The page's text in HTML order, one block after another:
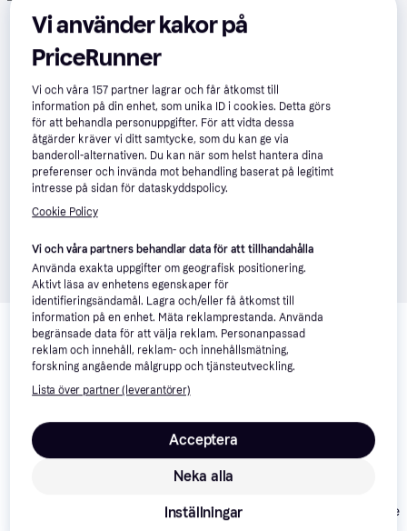
Relaterade produkter
Vi har plockat fram ett urval av produkter som kanske skulle
intressera dig. Visa alla
Bestway Power Steel
Swim Vista Round
Bestway Steel
Vi använder kakor på
PriceRunner
Vi och våra157 partner lagrar och får åtkomst till
information på din enhet, som unika ID i cookies. Detta görs
för att behandla personuppgifter. För att vidta dessa
åtgärder kräver vi ditt samtycke, som du kan ge via
banderoll-alternativen. Du kan när som helst hantera dina
preferenser och invända mot behandling baserat på legitimt
intresse på sidan för dataskyddspolicy.
Cookie Policy
Vi och våra partners behandlar data för att tillhandahålla
Använda exakta uppgifter om geografisk positionering.
Aktivt läsa av enhetens egenskaper för
identifieringsändamål. Lagra och/eller få åtkomst till
information på en enhet. Mäta reklamprestanda. Använda
begränsade data för att välja reklam. Personanpassad
reklam och innehåll, reklam- och innehållsmätning,
forskning angående målgrupp och tjänsteutveckling.
Lista över partner (leverantörer)
Neka alla
Acceptera
Inställningar